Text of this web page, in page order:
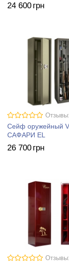
24 600 грн
Сейф оружейный
САФАРИ EL
26 700 грн